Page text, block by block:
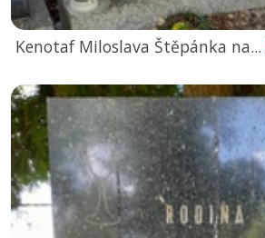
Kenotaf Miloslava Štěpánka na...